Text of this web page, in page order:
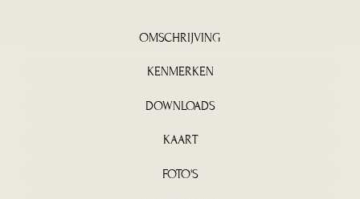
OMSCHRIJVING
KENMERKEN
DOWNLOADS
KAART
FOTO'S